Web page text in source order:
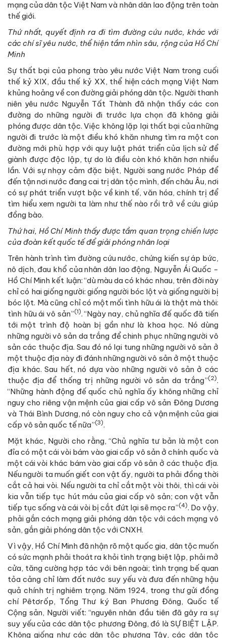
mạng của dân tộc Việt Nam và nhân dân lao động trên toàn
thế giới.
Thứ nhất, quyết định ra đi tìm đường cứu nước, khác với
các chí sĩ yêu nước, thể hiện tầm nhìn sâu, rộng của Hồ Chí
Minh
Sự thất bại của phong trào yêu nước Việt Nam trong cuối
thế kỷ XIX, đầu thế kỷ XX, thể hiện cách mạng Việt Nam
khủng hoảng về con đường giải phóng dân tộc. Người thanh
niên yêu nước Nguyễn Tất Thành đã nhận thấy các con
đường do những người đi trước lựa chọn đã không giải
phóng được dân tộc. Việc không lặp lại thất bại của những
người đi trước là một điều khó khăn nhưng tìm ra một con
đường mới phù hợp với quy luật phát triển của lịch sử để
giành được độc lập, tự do là điều còn khó khăn hơn nhiều
lần. Với sự nhạy cảm đặc biệt, Người sang nước Pháp để
đến tận nơi nước đang cai trị dân tộc mình, đến châu Âu, nơi
có sự phát triển vượt bậc về kinh tế, văn hóa, chính trị để
tìm hiểu xem người ta làm như thế nào rồi trở về cứu giúp
đồng bào.
Thứ hai, Hồ Chí Minh thấy được tầm quan trọng chiến lược
của đoàn kết quốc tế để giải phóng nhân loại
Trên hành trình tìm đường cứu nước, chứng kiến sự áp bức,
nô dịch, đau khổ của nhân dân lao động, Nguyễn Ái Quốc -
Hồ Chí Minh kết luận: “dù màu da có khác nhau, trên đời này
chỉ có hai giống người: giống người bóc lột và giống người bị
bóc lột. Mà cũng chỉ có một mối tình hữu ái là thật mà thôi:
tình hữu ái vô sản”(1). “Ngày nay, chủ nghĩa đế quốc đã tiến
tới một trình độ hoàn bị gần như là khoa học. Nó dùng
những người vô sản da trắng để chinh phục những người vô
sản các thuộc địa. Sau đó nó lại tung những người vô sản ở
một thuộc địa này đi đánh những người vô sản ở một thuộc
địa khác. Sau hết, nó dựa vào những người vô sản ở các
thuộc địa để thống trị những người vô sản da trắng”(2).
“Những hành động đế quốc chủ nghĩa ấy không những chỉ
nguy cho riêng vận mệnh của giai cấp vô sản Đông Dương
và Thái Bình Dương, nó còn nguy cho cả vận mệnh của giai
cấp vô sản quốc tế nữa”(3).
Mặt khác, Người cho rằng, “Chủ nghĩa tư bản là một con
đỉa có một cái vòi bám vào giai cấp vô sản ở chính quốc và
một cái vòi khác bám vào giai cấp vô sản ở các thuộc địa.
Nếu người ta muốn giết con vật ấy, người ta phải đồng thời
cắt cả hai vòi. Nếu người ta chỉ cắt một vòi thôi, thì cái vòi
kia vẫn tiếp tục hút máu của giai cấp vô sản; con vật vẫn
tiếp tục sống và cái vòi bị cắt đứt lại sẽ mọc ra”(4). Do vậy,
phải gắn cách mạng giải phóng dân tộc với cách mạng vô
sản, gắn giải phóng dân tộc với CNXH.
Vì vậy, Hồ Chí Minh đã nhận rõ một quốc gia, dân tộc muốn
có sức mạnh phải thoát ra khỏi tình trạng biệt lập, phải mở
cửa, tăng cường hợp tác với bên ngoài; tình trạng bế quan
tỏa cảng chỉ làm đất nước suy yếu và đưa đến những hậu
quả chính trị nghiêm trọng. Năm 1924, trong thư gửi đồng
chí Pêtơrốp, Tổng Thư ký Ban Phương Đông, Quốc tế
Cộng sản, Người viết: “nguyên nhân đầu tiên đã gây ra sự
suy yếu của các dân tộc phương Đông, đó là SỰ BIỆT LẬP.
Không giống như các dân tộc phương Tây, các dân tộc